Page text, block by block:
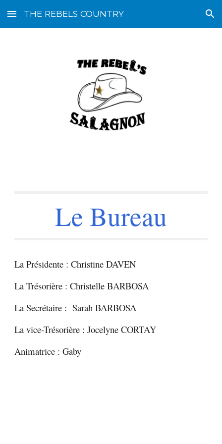
Skip to main content Skip to navigation
THE REBELS COUNTRY
Le Bureau
La Présidente : Christine DAVEN
La Trésorière : Christelle BARBOSA
La Secrétaire : Sarah BARBOSA
La vice-Trésorière :Jocelyne CORTAY
Animatrice : Gaby